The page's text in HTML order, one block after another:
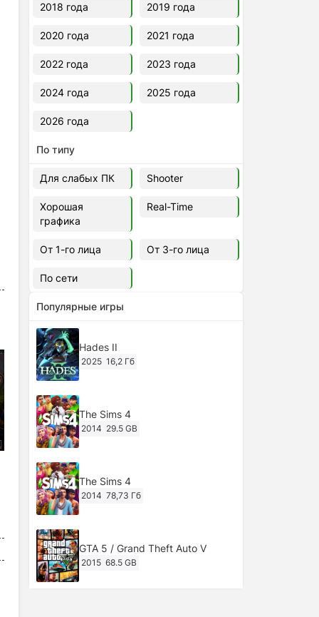
2018 года 2019 года
2020 года 2021 года
2022 года 2023 года
2024 года 2025 года
2026 года
По типу
Для слабых ПК Shooter
Хорошая
графика
Real-Time
От 1-го лица От 3-го лица
По сети
Популярные игры
Hades II
2025 16,2 Гб
The Sims 4
2014 29.5 GB
The Sims 4
2014 78,73 Гб
GTA 5 / Grand Theft Auto V
2015 68.5 GB